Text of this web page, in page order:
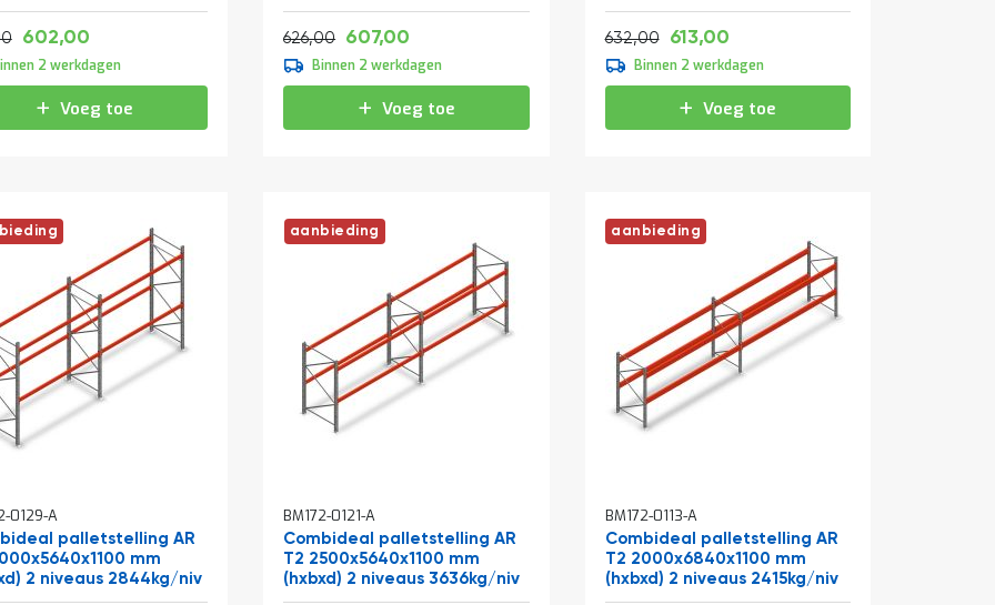
751,41
Vanaf
602,00
2 werkdagen
Voeg toe
Normale prijs
626,00 757,46
Vanaf
607,00
Binnen 2 werkdagen
Voeg toe
Normale prijs
632,00 764,72
Vanaf
613,00
Binnen 2 werkdagen
Voeg toe
0129-A
palletstelling AR
mm
2 niveaus 2844kg/niv
aanbieding
BM172-0121-A
Combideal palletstelling AR
T2 2500x5640x1100 mm
(hxbxd) 2 niveaus 3636kg/niv
aanbieding
BM172-0113-A
Combideal palletstelling AR
T2 2000x6840x1100 mm
(hxbxd) 2 niveaus 2415kg/niv